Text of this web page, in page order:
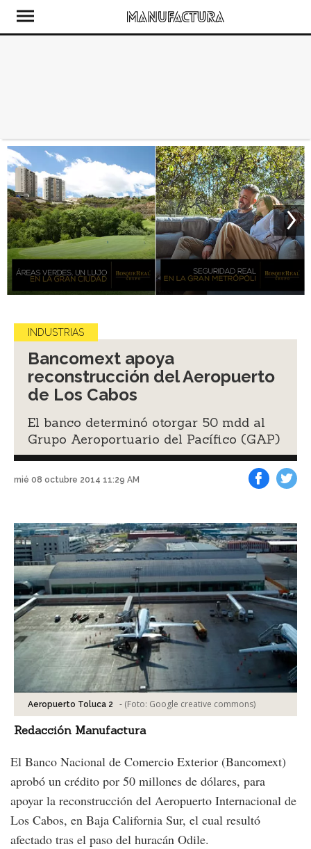
INDUSTRIAS
Bancomext apoya
reconstrucción del Aeropuerto
de Los Cabos
El banco determinó otorgar 50 mdd al
Grupo Aeroportuario del Pacífico (GAP)
mié 08 octubre 2014 11:29 AM
Aeropuerto Toluca 2 - (Foto: Google creative commons)
Redacción Manufactura
El Banco Nacional de Comercio Exterior (Bancomext)
aprobó un crédito por 50 millones de dólares, para
apoyar la reconstrucción del Aeropuerto Internacional de
Los Cabos, en Baja California Sur, el cual resultó
afectado tras el paso del huracán Odile.